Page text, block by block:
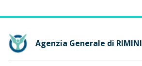
Agenzia Generale di RIMINI